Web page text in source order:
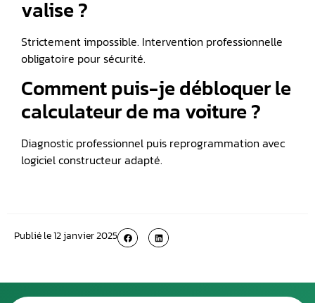
valise ?
Strictement impossible. Intervention professionnelle
obligatoire pour sécurité.
Comment puis-je débloquer le
calculateur de ma voiture ?
Diagnostic professionnel puis reprogrammation avec
logiciel constructeur adapté.
Publié le12 janvier 2025